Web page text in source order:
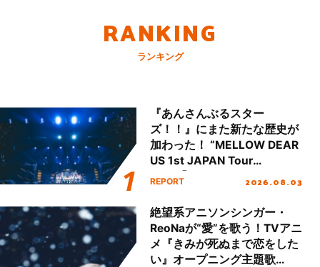
RANKING
ランキング
『あんさんぶるスター
ズ！！』にまた新たな歴史が
加わった！ “MELLOW DEAR
US 1st JAPAN Tour
Final「NICE to meet YOU
ート!!
REPORT 2026.08.03
絶望系アニソンシンガー・
ReoNaが“愛”を歌う！TVアニ
メ『きみが死ぬまで恋をした
い』オープニング主題歌